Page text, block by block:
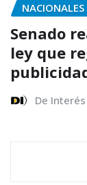
NACIONALES
Senado
ley que
De